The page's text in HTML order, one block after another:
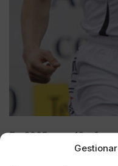
En 2005, con 18 años,
futbolista en la